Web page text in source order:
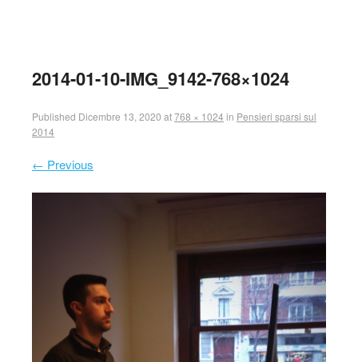
2014-01-10-IMG_9142-768×1024
Published Dicembre 13, 2020 at768 × 1024 in Pensieri sparsi sul
2014
← Previous